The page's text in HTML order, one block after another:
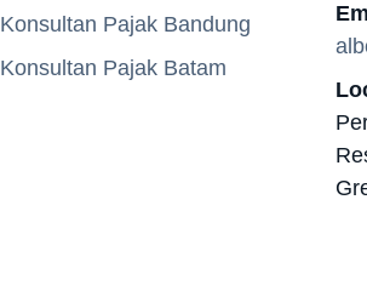
Konsultan Pajak Bandung
Konsultan Pajak Batam